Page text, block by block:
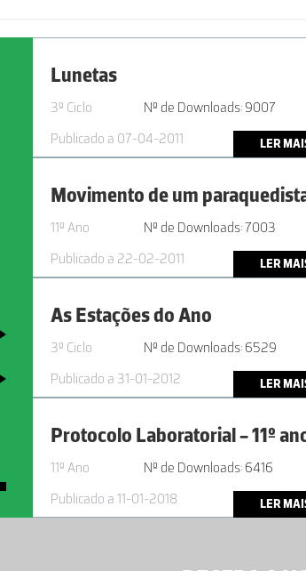
Lunetas
3º Ciclo
Nº de Downloads: 9007
Publicado a 07-04-2011
LER
Movimento de um
11º Ano
Nº de Downloads: 7003
Publicado a 22-02-2011
LER
As Estações do Ano
3º Ciclo
Nº de Downloads: 6529
Publicado a 31-01-2012
LER
11º Ano
Nº de Downloads: 6416
Publicado a 11-01-2018
LER